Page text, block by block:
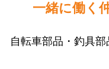
一緒に働く
自転車部品・釣具